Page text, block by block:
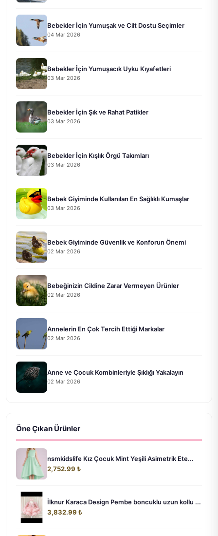
Bebekler İçin Yumuşak ve Cilt Dostu Seçimler
04 Mar 2026
Bebekler İçin Yumuşacık Uyku Kıyafetleri
03 Mar 2026
Bebekler İçin Şık ve Rahat Patikler
03 Mar 2026
Bebekler İçin Kışlık Örgü Takımları
03 Mar 2026
Bebek Giyiminde Kullanılan En Sağlıklı Kumaşlar
03 Mar 2026
Bebek Giyiminde Güvenlik ve Konforun Önemi
02 Mar 2026
Bebeğinizin Cildine Zarar Vermeyen Ürünler
02 Mar 2026
Annelerin En Çok Tercih Ettiği Markalar
02 Mar 2026
Anne ve Çocuk Kombinleriyle Şıklığı Yakalayın
02 Mar 2026
Öne Çıkan Ürünler
nsmkidslife Kız Çocuk Mint Yeşili Asimetrik Ete...
2,752.99 ₺
İlknur Karaca Design Pembe boncuklu uzun kollu ...
3,832.99 ₺